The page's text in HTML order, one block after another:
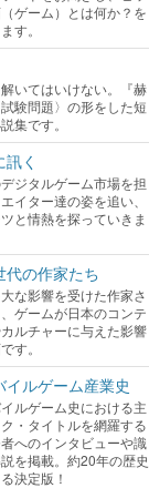
ゲーム）とは何か？を
す。
いてはいけない。『赫
験問題〉の形をした短
集です。
く
ジタルゲーム市場を担
イター達の姿を追い、
と情熱を探っていきま
代の作家たち
な影響を受けた作家さ
ゲームが日本のコンテ
ルチャーに与えた影響
す。
イルゲーム産業史
ルゲーム史における主
・タイトルを網羅する
へのインタビューや識
を掲載。約20年の歴史
決定版！